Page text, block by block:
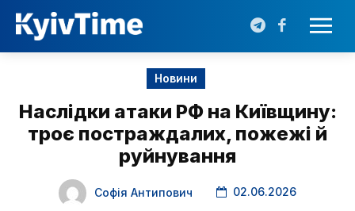
Новини
Наслідки атаки РФ на Київщину:
троє постраждалих, пожежі й
руйнування
Софія Антипович 02.06.2026